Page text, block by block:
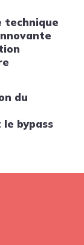
technique
du
bypass